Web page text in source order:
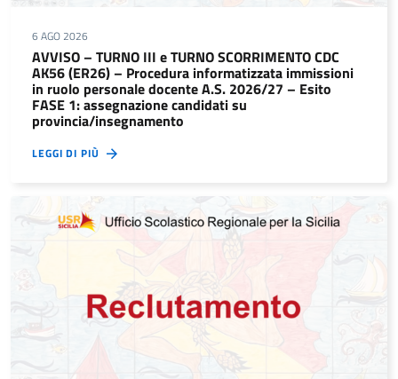
6 AGO 2026
AVVISO – TURNO III e TURNO SCORRIMENTO CDC
AK56 (ER26) – Procedura informatizzata immissioni
in ruolo personale docente A.S. 2026/27 – Esito
FASE 1: assegnazione candidati su
provincia/insegnamento
LEGGI DI PIÙ